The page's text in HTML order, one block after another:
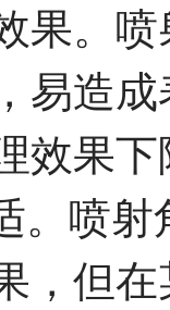
果。
易造
效果
。喷射
，但